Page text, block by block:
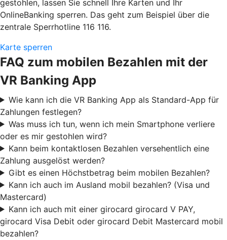
gestohlen, lassen Sie schnell Ihre Karten und Ihr
OnlineBanking sperren. Das geht zum Beispiel über die
zentrale Sperrhotline 116 116.
Karte sperren
FAQ zum mobilen Bezahlen mit der
VR Banking App
Wie kann ich die VR Banking App als Standard-App für
Zahlungen festlegen?
Was muss ich tun, wenn ich mein Smartphone verliere
oder es mir gestohlen wird?
Kann beim kontaktlosen Bezahlen versehentlich eine
Zahlung ausgelöst werden?
Gibt es einen Höchstbetrag beim mobilen Bezahlen?
Kann ich auch im Ausland mobil bezahlen? (Visa und
Mastercard)
Kann ich auch mit einer girocard girocard V PAY,
girocard Visa Debit oder girocard Debit Mastercard mobil
bezahlen?